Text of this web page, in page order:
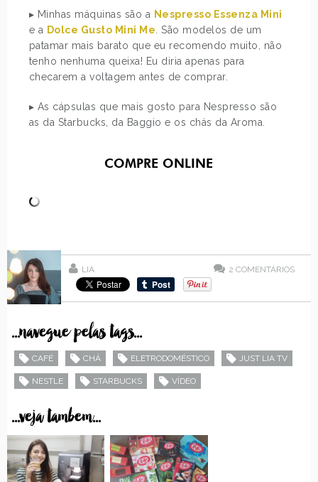
▸ Minhas máquinas são a Nespresso Essenza Mini
e a Dolce Gusto Mini Me . São modelos de um
patamar mais barato que eu recomendo muito, não
tenho nenhuma queixa! Eu diria apenas para
checarem a voltagem antes de comprar.
▸ As cápsulas que mais gosto para Nespresso são
as da Starbucks, da Baggio e os chás da Aroma.
COMPRE ONLINE
LIA 2 COMENTÁRIOS
...navegue pelas tags...
CAFÉ CHÁ ELETRODOMÉSTICO JUST LIA TV
NESTLE STARBUCKS VÍDEO
...veja tambem...